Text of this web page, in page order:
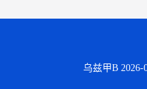
乌兹甲B 2026-